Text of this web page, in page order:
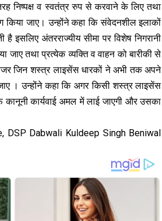
निष्पक्ष व स्वतंत्र रुप से करवाने के लिए तथा
किया जाए। उन्होंने कहा कि संवेदनशील इलाकों
इसलिए अंतरराज्यीय सीमा पर विशेष निगरानी
तथा प्रत्येक व्यक्ति व वाहन को बारीकी से
जिन शस्त्र लाइसेंस धारकों ने अभी तक अपने
। उन्होंने कहा कि अगर किसी शस्त्र लाइसेंस
कार्यवाई अमल में लाई जाएगी और उसका
Dabwali Kuldeep Singh Beniwal